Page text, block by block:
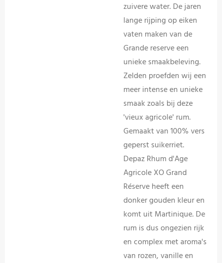
zuivere water. De jaren
lange rijping op eiken
vaten maken van de
Grande reserve een
unieke smaakbeleving.
Zelden proefden wij een
meer intense en unieke
smaak zoals bij deze
'vieux agricole' rum.
Gemaakt van 100% vers
geperst suikerriet.
Depaz Rhum d'Age
Agricole XO Grand
Réserve heeft een
donker gouden kleur en
komt uit Martinique. De
rum is dus ongezien rijk
en complex met aroma's
van rozen, vanille en